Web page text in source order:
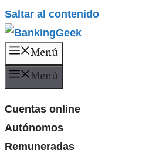
Saltar al contenido
Menú
Menú
Cuentas online
Autónomos
Remuneradas